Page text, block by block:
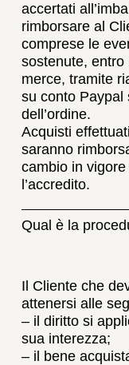
accertati
rimborsare al
comprese le
sostenute, entro
merce, tramite
su conto Paypal
dell’ordine.
Acquisti
saranno
cambio in
l’accredito.
Qual è la
Il Cliente che
attenersi alle
– il diritto si
sua interezza;
– il bene